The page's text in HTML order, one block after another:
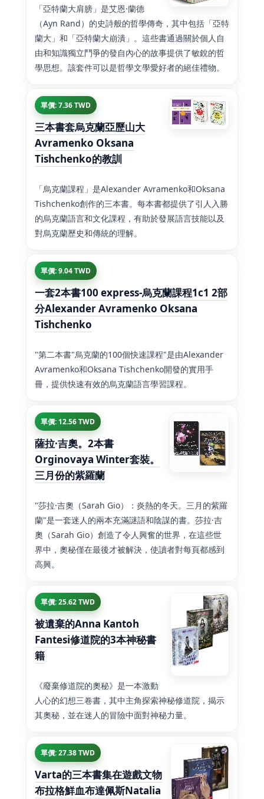
「亞特蘭大肩膀」是艾恩·蘭德
（Ayn Rand）的史詩般的哲學傳奇，其中包括「亞特
蘭大」和「亞特蘭大崩潰」。這些書通過關於個人自
由和知識獨立鬥爭的發自內心的故事提供了敏銳的哲
學思想。該套件可以是哲學文學愛好者的絕佳禮物。
單價: 7.36 TWD
三本書套烏克蘭亞歷山大
Avramenko Oksana
Tishchenko的教訓
「烏克蘭課程」是Alexander Avramenko和Oksana
Tishchenko創作的三本書。每本書都提供了引人入勝
的烏克蘭語言和文化課程，有助於發展語言技能以及
對烏克蘭歷史和傳統的理解。
單價: 9.04 TWD
一套2本書100 express-烏克蘭課程1c1 2部
分Alexander Avramenko Oksana
Tishchenko
"第二本書"烏克蘭的100個快速課程"是由Alexander
Avramenko和Oksana Tishchenko開發的實用手
冊，提供快速有效的烏克蘭語言學習課程。
單價: 12.56 TWD
薩拉·吉奧。2本書
Orginovaya Winter套裝。
三月份的紫羅蘭
"莎拉·吉奧（Sarah Gio）：炎熱的冬天。三月的紫羅
蘭"是一套迷人的兩本充滿謎語和陰謀的書。莎拉·吉
奧（Sarah Gio）創造了令人興奮的世界，在這些世
界中，奧秘僅在最後才被解決，使讀者對每頁都感到
高興。
單價: 25.62 TWD
被遺棄的Anna Kantoh
Fantesi修道院的3本神秘書
籍
《廢棄修道院的奧秘》是一本激動
人心的幻想三卷書，其中主角探索神秘修道院，揭示
其奧秘，並在迷人的冒險中面對神秘力量。
單價: 27.38 TWD
Varta的三本書集在遊戲文物
布拉格鮮血布達佩斯Natalia